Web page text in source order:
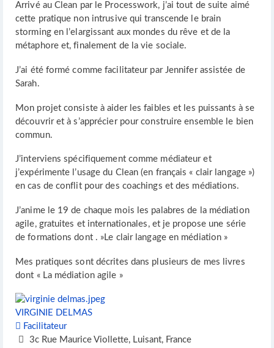
Arrivé au Clean par le Processwork, j’ai tout de suite aimé
cette pratique non intrusive qui transcende le brain
storming en l’elargissant aux mondes du rêve et de la
métaphore et, finalement de la vie sociale.
J’ai été formé comme facilitateur par Jennifer assistée de
Sarah.
Mon projet consiste à aider les faibles et les puissants à se
découvrir et à s’apprécier pour construire ensemble le bien
commun.
J’interviens spécifiquement comme médiateur et
j’expérimente l’usage du Clean (en français « clair langage »)
en cas de conflit pour des coachings et des médiations.
J’anime le 19 de chaque mois les palabres de la médiation
agile, gratuites et internationales, et je propose une série
de formations dont . »Le clair langage en médiation »
Mes pratiques sont décrites dans plusieurs de mes livres
dont « La médiation agile »
VIRGINIE DELMAS
Facilitateur
3c Rue Maurice Viollette, Luisant, France